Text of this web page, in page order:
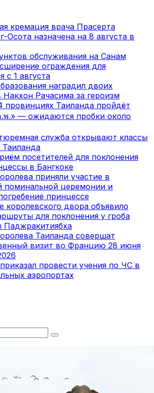
кремация врача Прасерта
Осота назначена на 8 августа в
обслуживания на Санам
ограждения для
с 1 августа
наградил двоих
Накхон Рачасима за героизм
провинциях Таиланда пройдёт
.พ.» — ожидаются пробки около
служба открывают классы
посетителей для поклонения
в Бангкоке
приняли участие в
поминальной церемонии и
принцессе
королевского двора объявило
для поклонения у гроба
Паджракитиябха
Таиланда совершат
визит во Францию 28 июня
провести учения по ЧС в
аэропортах
Search